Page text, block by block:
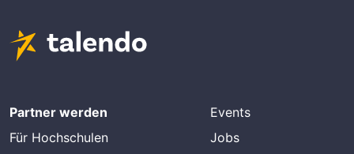
Partner werden
Für Hochschulen
Events
Jobs